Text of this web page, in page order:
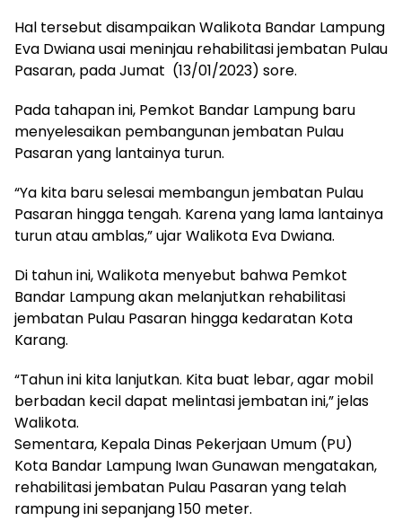
Hal tersebut disampaikan Walikota Bandar Lampung
Eva Dwiana usai meninjau rehabilitasi jembatan Pulau
Pasaran, pada Jumat (13/01/2023) sore.
Pada tahapan ini, Pemkot Bandar Lampung baru
menyelesaikan pembangunan jembatan Pulau
Pasaran yang lantainya turun.
“Ya kita baru selesai membangun jembatan Pulau
Pasaran hingga tengah. Karena yang lama lantainya
turun atau amblas,” ujar Walikota Eva Dwiana.
Di tahun ini, Walikota menyebut bahwa Pemkot
Bandar Lampung akan melanjutkan rehabilitasi
jembatan Pulau Pasaran hingga kedaratan Kota
Karang.
“Tahun ini kita lanjutkan. Kita buat lebar, agar mobil
berbadan kecil dapat melintasi jembatan ini,” jelas
Walikota.
Sementara, Kepala Dinas Pekerjaan Umum (PU)
Kota Bandar Lampung Iwan Gunawan mengatakan,
rehabilitasi jembatan Pulau Pasaran yang telah
rampung ini sepanjang 150 meter.